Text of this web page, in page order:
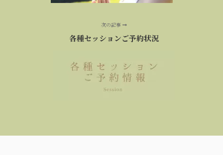
次の記事
各種セッションご予約状況